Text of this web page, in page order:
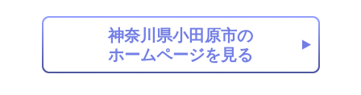
神奈川県小田原市の
ホームページを見る